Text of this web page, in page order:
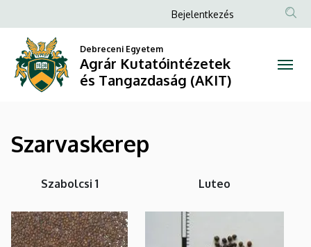
Agrár
Kutatóintézetek
Tangazdaság
(AKIT)
a
tartalomra
Anonim
fiók
menüje
Bejelentkezés
Debreceni Egyetem
Agrár Kutatóintézetek
és Tangazdaság (AKIT)
Szarvaskerep
Szabolcsi 1 Luteo